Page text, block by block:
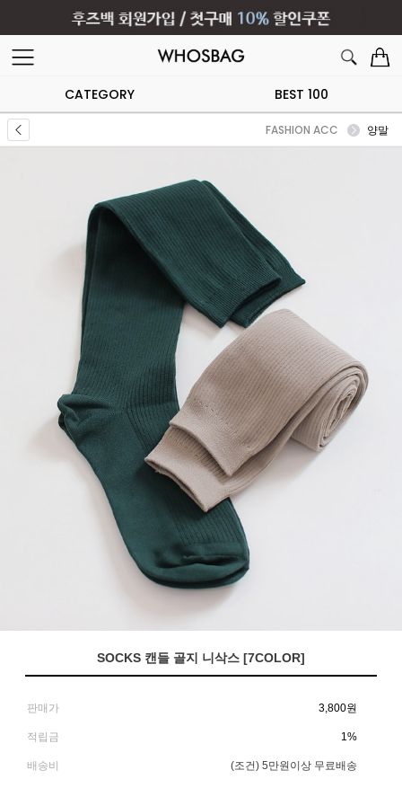
CATEGORY BEST 100
FASHION ACC 양말
SOCKS 캔들 골지 니삭스 [7COLOR]
판매가 3,800원
적립금 1%
배송비 (조건) 5만원이상 무료배송